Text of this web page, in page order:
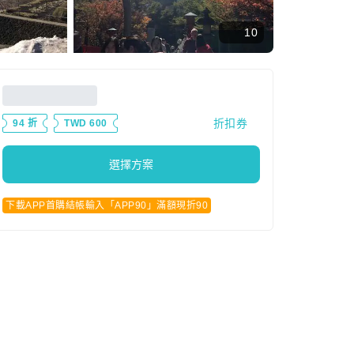
10
94 折 TWD 600 折扣券
選擇方案
下載APP首購結帳輸入「APP90」滿額現折90